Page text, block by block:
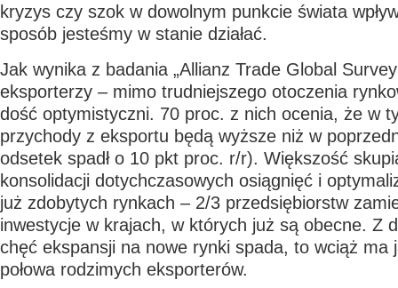
kryzys czy szok w dowolnym punkcie świata
sposób jesteśmy w stanie działać.
Jak wynika z badania „Allianz Trade Global
eksporterzy – mimo trudniejszego otoczenia
dość optymistyczni. 70 proc. z nich ocenia, że w
przychody z eksportu będą wyższe niż w
odsetek spadł o 10 pkt proc. r/r). Większość
konsolidacji dotychczasowych osiągnięć i
już zdobytych rynkach – 2/3 przedsiębiorstw
inwestycje w krajach, w których już są obecne. Z
chęć ekspansji na nowe rynki spada, to wciąż ma
połowa rodzimych eksporterów.